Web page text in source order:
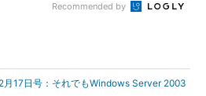
Recommended by
17日号：それでもWindows Server 2003